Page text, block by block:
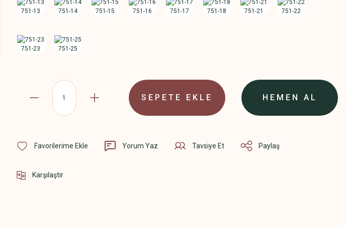
SEPETE EKLE HEMEN AL
Yorum Yaz Tavsiye Et Paylaş
Karşılaştır